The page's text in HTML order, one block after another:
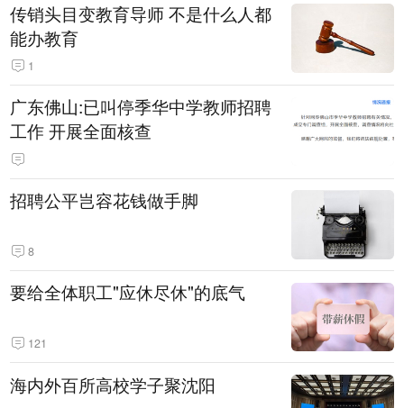
传销头目变教育导师 不是什么人都
能办教育
1
广东佛山:已叫停季华中学教师招聘
工作 开展全面核查
招聘公平岂容花钱做手脚
8
要给全体职工"应休尽休"的底气
121
海内外百所高校学子聚沈阳